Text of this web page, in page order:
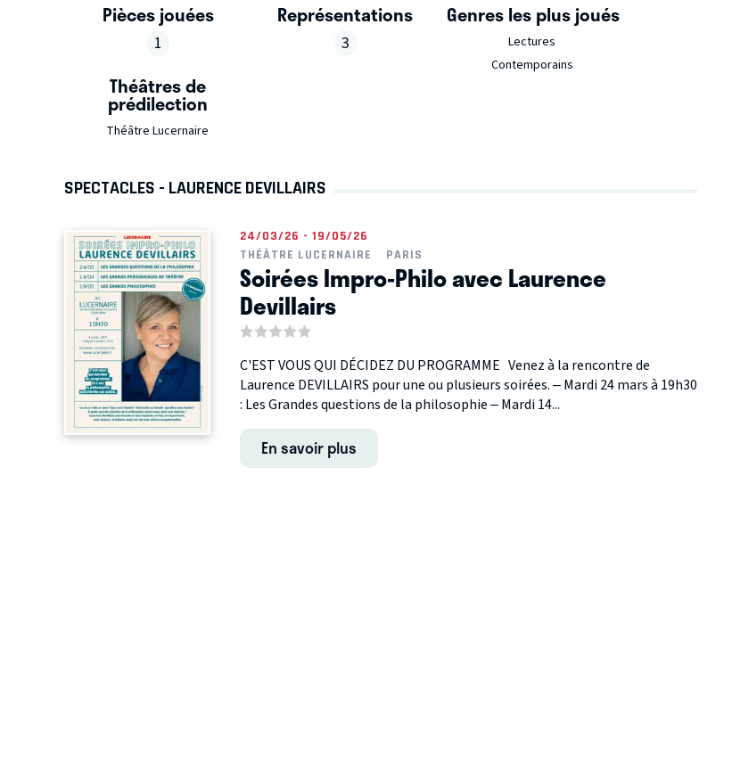
Pièces jouées
1
Représentations
3
Genres les plus joués
Lectures
Contemporains
Théâtres de
prédilection
Théâtre Lucernaire
SPECTACLES - LAURENCE DEVILLAIRS
24/03/26 - 19/05/26
THÉÂTRE LUCERNAIRE
PARIS
Soirées Impro-Philo avec Laurence
Devillairs
C'EST VOUS QUI DÉCIDEZ DU PROGRAMME Venez à la rencontre de
Laurence DEVILLAIRS pour une ou plusieurs soirées. – Mardi 24 mars à 19h30
: Les Grandes questions de la philosophie – Mardi 14...
En savoir plus